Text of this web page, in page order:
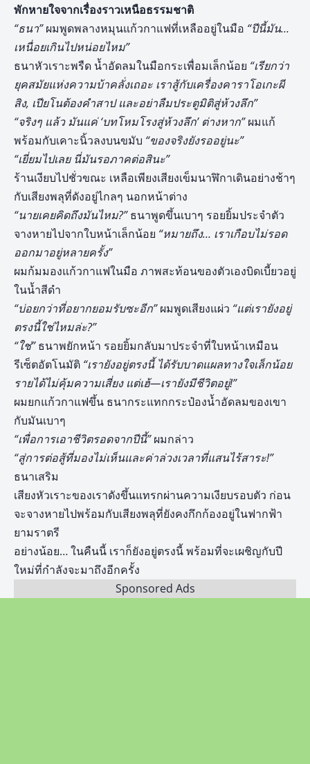
พักหายใจจากเรื่องราวเหนือธรรมชาติ
“ธนา”ผมพูดพลางหมุนแก้วกาแฟที่เหลืออยู่ในมือ “ปีนี้มัน…
เหนื่อยเกินไปหน่อยไหม”
ธนาหัวเราะพรืด น้ำอัดลมในมือกระเพื่อมเล็กน้อย “เรียกว่า
ยุคสมัยแห่งความบ้าคลั่งเถอะ เราสู้กับเครื่องคาราโอเกะผี
สิง, เปียโนต้องคำสาป และอย่าลืมประตูมิติสู่ห้วงลึก”
“จริงๆ แล้ว มันแค่ ‘บทโหมโรงสู่ห้วงลึก’ ต่างหาก”ผมแก้
พร้อมกับเคาะนิ้วลงบนขมับ “ของจริงยังรออยู่นะ”
“เยี่ยมไปเลย นี่มันรอภาคต่อสินะ”
ร้านเงียบไปชั่วขณะ เหลือเพียงเสียงเข็มนาฬิกาเดินอย่างช้าๆ
กับเสียงพลุที่ดังอยู่ไกลๆ นอกหน้าต่าง
“นายเคยคิดถึงมันไหม?”ธนาพูดขึ้นเบาๆ รอยยิ้มประจำตัว
จางหายไปจากใบหน้าเล็กน้อย “หมายถึง… เราเกือบไม่รอด
ออกมาอยู่หลายครั้ง”
ผมก้มมองแก้วกาแฟในมือ ภาพสะท้อนของตัวเองบิดเบี้ยวอยู่
ในน้ำสีดำ
“บ่อยกว่าที่อยากยอมรับซะอีก”ผมพูดเสียงแผ่ว “แต่เรายังอยู่
ตรงนี้ใช่ไหมล่ะ?”
“ใช่”ธนาพยักหน้า รอยยิ้มกลับมาประจำที่ใบหน้าเหมือน
รีเซ็ตอัตโนมัติ “เรายังอยู่ตรงนี้ ได้รับบาดแผลทางใจเล็กน้อย
รายได้ไม่คุ้มความเสี่ยง แต่เฮ้—เรายังมีชีวิตอยู่!”
ผมยกแก้วกาแฟขึ้น ธนากระแทกกระป๋องน้ำอัดลมของเขา
กับมันเบาๆ
“เพื่อการเอาชีวิตรอดจากปีนี้”ผมกล่าว
“สู่การต่อสู้ที่มองไม่เห็นและค่าล่วงเวลาที่แสนไร้สาระ!”
ธนาเสริม
เสียงหัวเราะของเราดังขึ้นแทรกผ่านความเงียบรอบตัว ก่อน
จะจางหายไปพร้อมกับเสียงพลุที่ยังคงกึกก้องอยู่ในฟากฟ้า
ยามราตรี
อย่างน้อย… ในคืนนี้ เราก็ยังอยู่ตรงนี้ พร้อมที่จะเผชิญกับปี
ใหม่ที่กำลังจะมาถึงอีกครั้ง
Sponsored Ads